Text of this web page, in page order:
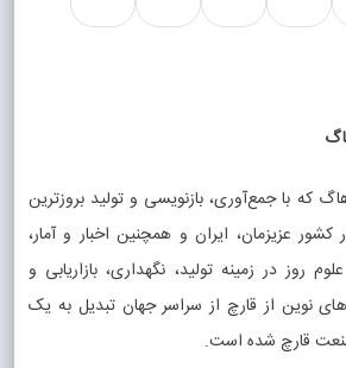
که با جمع‌آوری، بازنویسی و تولید بروزترین
کشور عزیزمان، ایران و همچنین اخبار و آمار،
روز در زمینه تولید، نگهداری، بازاریابی و
نوین از قارچ از سراسر جهان تبدیل به یک
قارچ شده است.